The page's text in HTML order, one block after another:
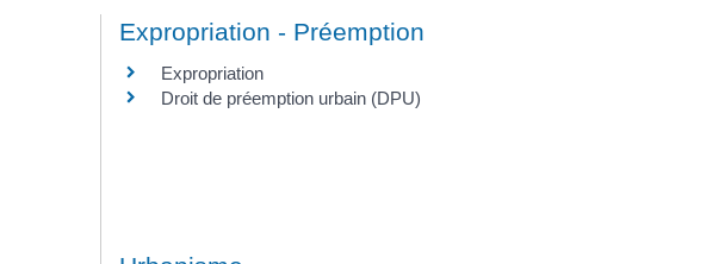
Expropriation - Préemption
Expropriation
Droit de préemption urbain (DPU)